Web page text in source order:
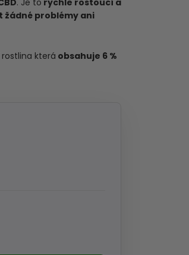
žádné problémy ani
která obsahuje 6 %